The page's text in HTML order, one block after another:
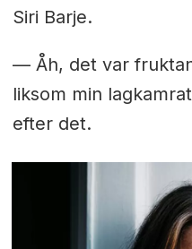
Siri Barje.
— Åh, det var
liksom min
efter det.